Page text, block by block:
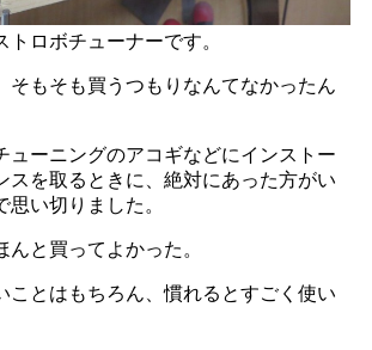
トロボチューナーです。
そもそも買うつもりなんてなかったん
ューニングのアコギなどにインストー
スを取るときに、絶対にあった方がい
い切りました。
と買ってよかった。
ことはもちろん、慣れるとすごく使い